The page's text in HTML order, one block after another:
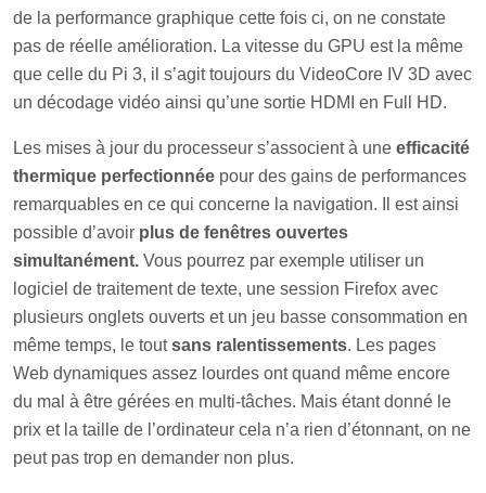
de la performance graphique cette fois ci, on ne constate
pas de réelle amélioration. La vitesse du GPU est la même
que celle du Pi 3, il s’agit toujours du VideoCore IV 3D avec
un décodage vidéo ainsi qu’une sortie HDMI en Full HD.
Les mises à jour du processeur s’associent à une efficacité
thermique perfectionnée pour des gains de performances
remarquables en ce qui concerne la navigation. Il est ainsi
possible d’avoir plus de fenêtres ouvertes
simultanément. Vous pourrez par exemple utiliser un
logiciel de traitement de texte, une session Firefox avec
plusieurs onglets ouverts et un jeu basse consommation en
même temps, le toutsans ralentissements. Les pages
Web dynamiques assez lourdes ont quand même encore
du mal à être gérées en multi-tâches. Mais étant donné le
prix et la taille de l’ordinateur cela n’a rien d’étonnant, on ne
peut pas trop en demander non plus.